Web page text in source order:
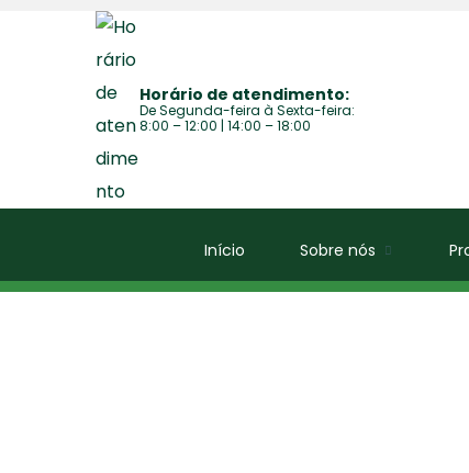
Horário de atendimento:
De Segunda-feira à Sexta-feira:
8:00 – 12:00 | 14:00 – 18:00
Início Sobre nós